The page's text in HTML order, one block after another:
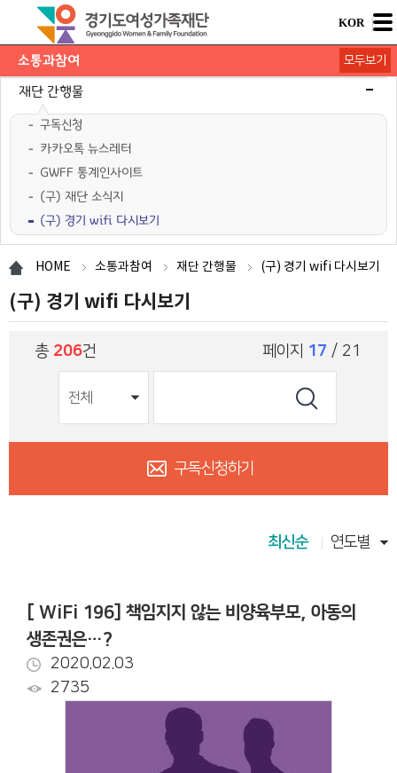
KOR
소통과참여
공지사항
채용공고
모집/행사
카드뉴스
언론보도
도민의 의견
재단 간행물
구독신청
카카오톡 뉴스레터
GWFF 통계인사이트
(구) 재단 소식지
(구) 경기 wifi 다시보기
모두보기
HOME 소통과참여 재단 간행물 (구) 경기 wifi 다시보기
(구) 경기 wifi 다시보기
총 206건 페이지 17 / 21
구독신청하기
최신순 연도별
[ WiFi 196] 책임지지 않는 비양육부모, 아동의
생존권은…?
2020.02.03
2735